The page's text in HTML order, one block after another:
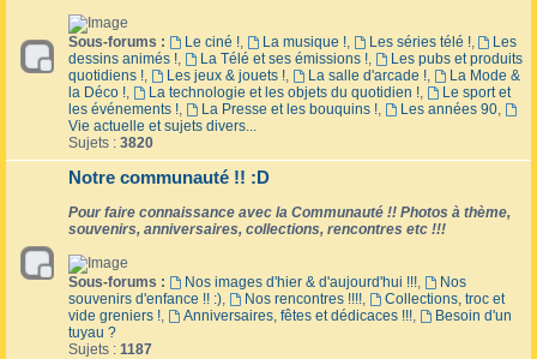
Sous-forums : Le ciné !, La musique !, Les séries télé !,
Les
dessins animés !, La Télé et ses émissions !,
Les pubs et produits
quotidiens !, Les jeux & jouets !, La salle d'arcade !,
La Mode &
la Déco !, La technologie et les objets du quotidien !,
Le sport et
les événements !, La Presse et les bouquins !, Les années 90,
Vie actuelle et sujets divers...
Sujets : 3820
Notre communauté !! :D
Pour faire connaissance avec la Communauté !! Photos à thème,
souvenirs, anniversaires, collections, rencontres etc !!!
Sous-forums : Nos images d'hier & d'aujourd'hui !!!,
Nos
souvenirs d'enfance !! :), Nos rencontres !!!!,
Collections, troc et
vide greniers !, Anniversaires, fêtes et dédicaces !!!,
Besoin d'un
tuyau ?
Sujets : 1187